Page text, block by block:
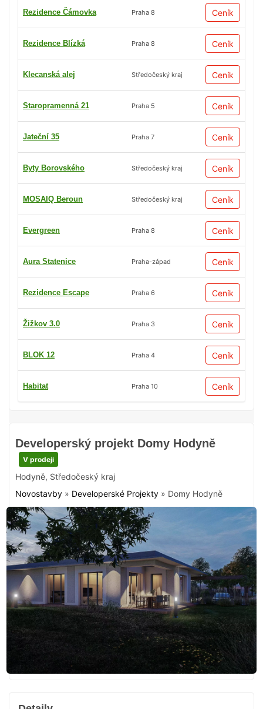
Developerský projekt Domy Hodyně
V prodeji
Hodyně, Středočeský kraj
Novostavby » Developerské Projekty » Domy Hodyně
Rezidence Čámovka Praha 8 Ceník
Rezidence Blízká Praha 8 Ceník
Klecanská alej Středočeský kraj Ceník
Staropramenná 21 Praha 5 Ceník
Jateční 35 Praha 7 Ceník
Byty Borovského Středočeský kraj Ceník
MOSAIQ Beroun Středočeský kraj Ceník
Evergreen Praha 8 Ceník
Aura Statenice Praha-západ Ceník
Rezidence Escape Praha 6 Ceník
Žižkov 3.0 Praha 3 Ceník
BLOK 12 Praha 4 Ceník
Habitat Praha 10 Ceník